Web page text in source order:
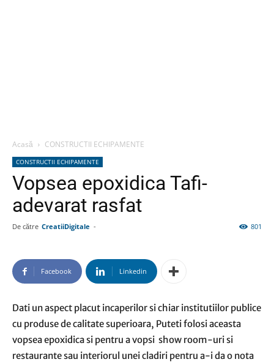
Acasă CONSTRUCTII ECHIPAMENTE
CONSTRUCTII ECHIPAMENTE
Vopsea epoxidica Tafi-
adevarat rasfat
De către CreatiiDigitale - 801
Facebook Linkedin
Dati un aspect placut incaperilor si chiar institutiilor publice
cu produse de calitate superioara, Puteti folosi aceasta
vopsea epoxidica si pentru a vopsi show room-uri si
restaurante sau interiorul unei cladiri pentru a-i da o nota